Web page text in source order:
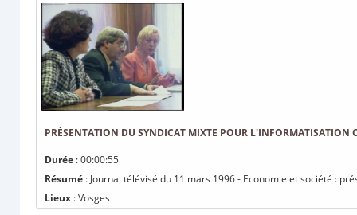
PRÉSENTATION DU SYNDICAT MIXTE POUR L'INFORMATISATION
Durée : 00:00:55
Résumé : Journal télévisé du 11 mars 1996 - Economie et société :
Lieux : Vosges